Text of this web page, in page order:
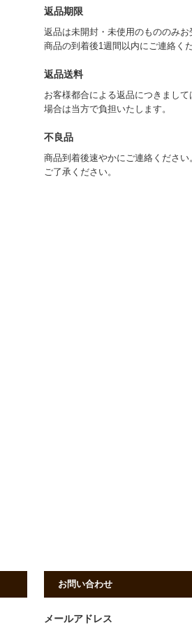
返品期限
返品は未開封・未使用のもののみ
商品の到着後1週間以内にご連絡く
返品送料
お客様都合による返品につきまし
場合は当方で負担いたします。
不良品
商品到着後速やかにご連絡くださ
ご了承ください。
お問い合わせ
メールアドレス